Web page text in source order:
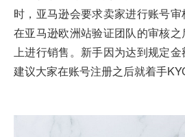
时，亚马逊会要求卖家进行账号
在亚马逊欧洲站验证团队的审核
上进行销售。新手因为达到规定金
建议大家在账号注册之后就着手